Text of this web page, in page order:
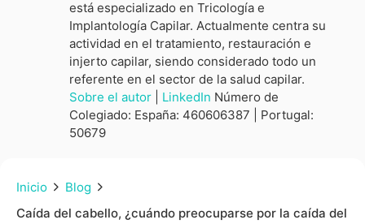
está especializado en Tricología e
Implantología Capilar. Actualmente centra su
actividad en el tratamiento, restauración e
injerto capilar, siendo considerado todo un
referente en el sector de la salud capilar.
Sobre el autor
LinkedIn Número de
Colegiado: España: 460606387 | Portugal:
50679
Inicio
Blog
Caída del cabello, ¿cuándo preocuparse por la caída del